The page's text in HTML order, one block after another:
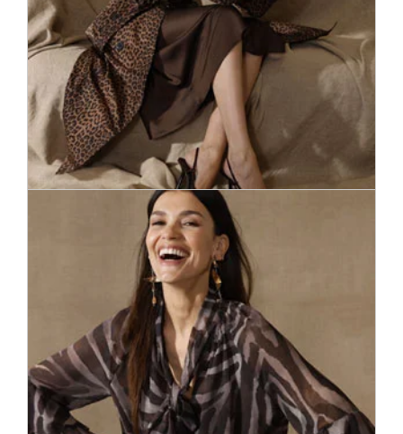
Daudzi modes sekotāji ar patiesu aizrautību meklē savu
uzticamo pavadoni – mēteli. Mēs piedāvājam plašu mēteļu
sortimentu līdz pat 400 mēteļu modeļiem visskaistākajās
formās un krāsās – no klasiskā viegla sportiska piegriezuma
mēteļa kamieļvilnas krāsā līdz patīkami mīkstam mākslīgās
kažokādas mētelim aktuālajos toņos.